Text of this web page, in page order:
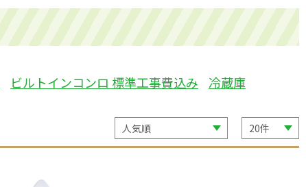
ビルトインコンロ 標準工事費込み 冷蔵庫